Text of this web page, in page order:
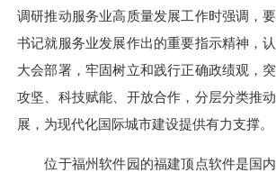
调研推动服务业高质量发展工作时强调，
书记就服务业发展作出的重要指示精神，
大会部署，牢固树立和践行正确政绩观，
攻坚、科技赋能、开放合作，分层分类推
展，为现代化国际城市建设提供有力支撑。
位于福州软件园的福建顶点软件是国内